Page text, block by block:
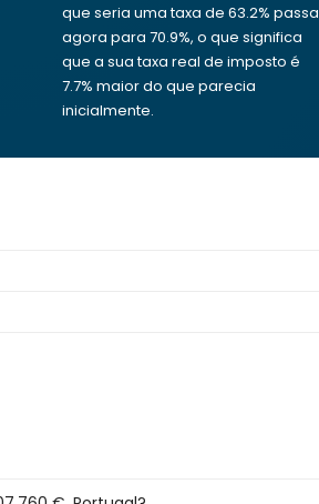
que seria uma taxa de 63.2% passa
agora para 70.9%, o que significa
que a sua taxa real de imposto é
7.7% maior do que parecia
inicialmente.